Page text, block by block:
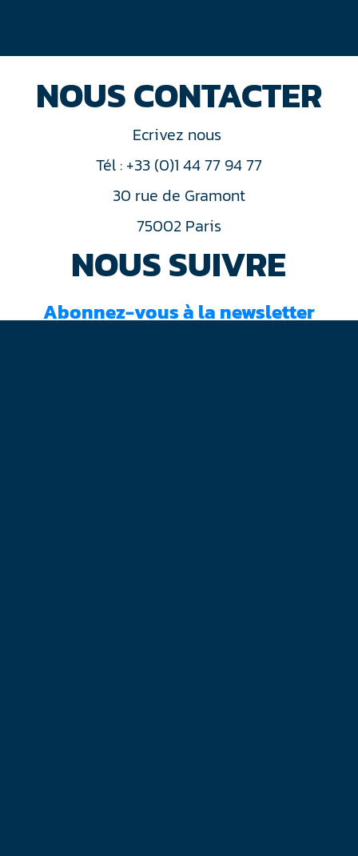
NOUS CONTACTER
Ecrivez nous
Tél : +33 (0)1 44 77 94 77
30 rue de Gramont
75002 Paris
NOUS SUIVRE
Abonnez-vous à la newsletter